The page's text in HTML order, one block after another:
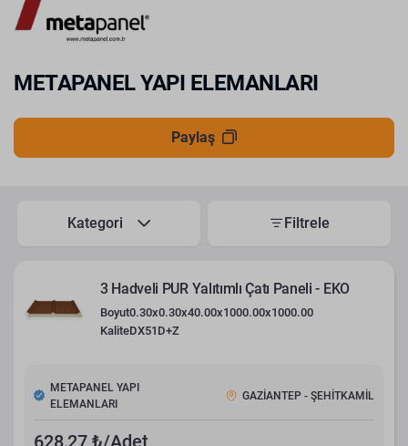
METAPANEL YAPI ELEMANLARI
Paylaş
Kategori Filtrele
3 Hadveli PUR Yalıtımlı Çatı Paneli - EKO
Boyut0.30x0.30x40.00x1000.00x1000.00
KaliteDX51D+Z
METAPANEL YAPI
ELEMANLARI
GAZİANTEP - ŞEHİTKAMİL
628,27 ₺/Adet